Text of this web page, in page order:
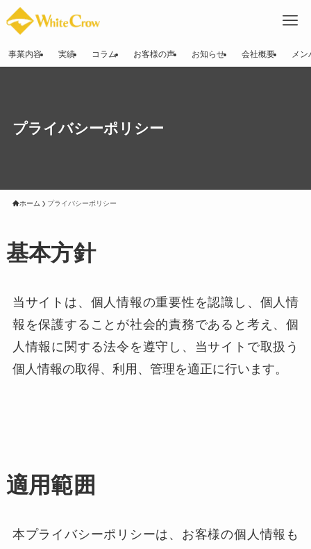
事業内容 実績 コラム お客様の声 お知らせ 会社概要 メン
プライバシーポリシー
ホーム プライバシーポリシー
基本方針
当サイトは、個人情報の重要性を認識し、個人情
報を保護することが社会的責務であると考え、個
人情報に関する法令を遵守し、当サイトで取扱う
個人情報の取得、利用、管理を適正に行います。
適用範囲
本プライバシーポリシーは、お客様の個人情報も